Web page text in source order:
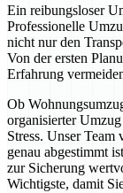
Ein reibungsloser
Professionelle
nicht nur den
Von der ersten
Erfahrung
Ob
organisierter
Stress. Unser Team
genau abgestimmt
zur Sicherung
Wichtigste, damit